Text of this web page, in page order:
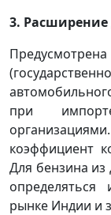
3.
при
коэффициент
Для бензина из
рынке Индии и